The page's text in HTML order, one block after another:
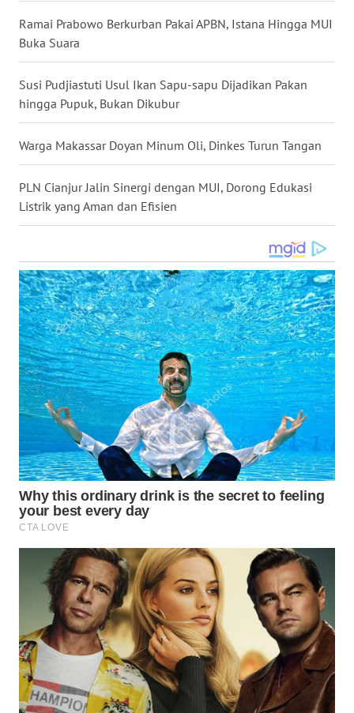
Ramai Prabowo Berkurban Pakai APBN, Istana Hingga MUI
Buka Suara
Susi Pudjiastuti Usul Ikan Sapu-sapu Dijadikan Pakan
hingga Pupuk, Bukan Dikubur
Warga Makassar Doyan Minum Oli, Dinkes Turun Tangan
PLN Cianjur Jalin Sinergi dengan MUI, Dorong Edukasi
Listrik yang Aman dan Efisien
WN
NUSANTARA
WN
JATIM
WN
BALI
KALBAR
WN
KALTENG
WN
KALTARA
WN
KALSEL
KALTIM
WN
SULSEL
WN
GORONTALO
SULUT